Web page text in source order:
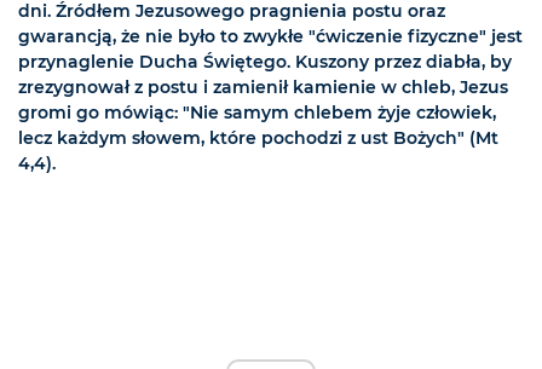
dni. Źródłem Jezusowego pragnienia postu oraz
gwarancją, że nie było to zwykłe "ćwiczenie fizyczne" jest
przynaglenie Ducha Świętego. Kuszony przez diabła, by
zrezygnował z postu i zamienił kamienie w chleb, Jezus
gromi go mówiąc: "Nie samym chlebem żyje człowiek,
lecz każdym słowem, które pochodzi z ust Bożych" (Mt
4,4).